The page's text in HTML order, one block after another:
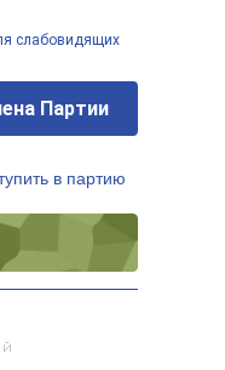
слабовидящих
Партии
в партию